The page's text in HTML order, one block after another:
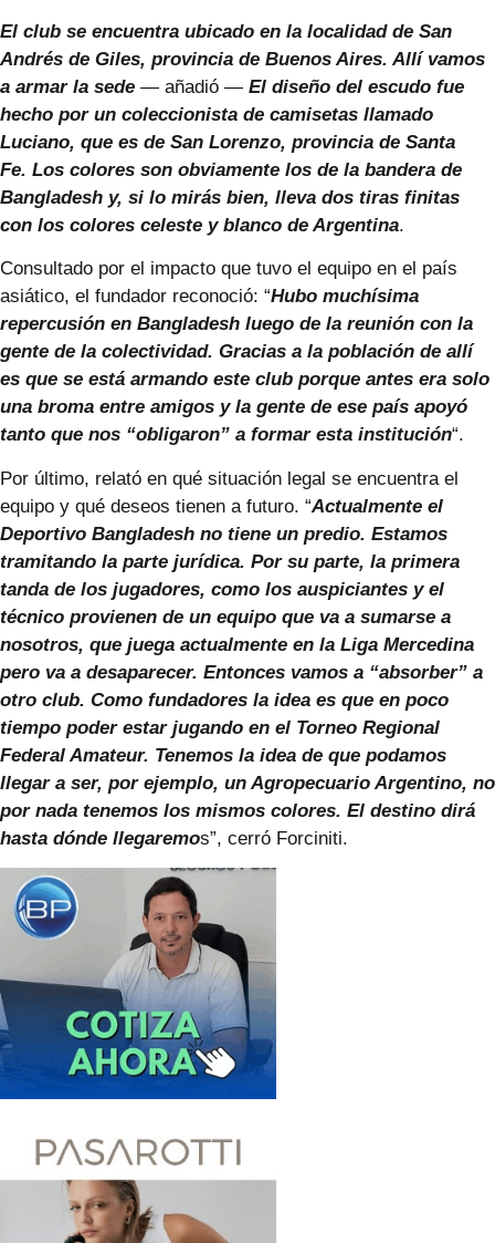
El club se encuentra ubicado en la localidad de San
Andrés de Giles, provincia de Buenos Aires. Allí vamos
a armar la sede — añadió — El diseño del escudo fue
hecho por un coleccionista de camisetas llamado
Luciano, que es de San Lorenzo, provincia de Santa
Fe. Los colores son obviamente los de la bandera de
Bangladesh y, si lo mirás bien, lleva dos tiras finitas
con los colores celeste y blanco de Argentina.
Consultado por el impacto que tuvo el equipo en el país
asiático, el fundador reconoció: “Hubo muchísima
repercusión en Bangladesh luego de la reunión con la
gente de la colectividad. Gracias a la población de allí
es que se está armando este club porque antes era solo
una broma entre amigos y la gente de ese país apoyó
tanto que nos “obligaron” a formar esta institución“.
Por último, relató en qué situación legal se encuentra el
equipo y qué deseos tienen a futuro. “Actualmente el
Deportivo Bangladesh no tiene un predio. Estamos
tramitando la parte jurídica. Por su parte, la primera
tanda de los jugadores, como los auspiciantes y el
técnico provienen de un equipo que va a sumarse a
nosotros, que juega actualmente en la Liga Mercedina
pero va a desaparecer. Entonces vamos a “absorber” a
otro club. Como fundadores la idea es que en poco
tiempo poder estar jugando en el Torneo Regional
Federal Amateur. Tenemos la idea de que podamos
llegar a ser, por ejemplo, un Agropecuario Argentino, no
por nada tenemos los mismos colores. El destino dirá
hasta dónde llegaremos”, cerró Forciniti.